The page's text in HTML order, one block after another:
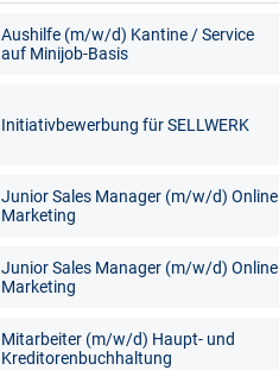
Aushilfe (m/w/d) Kantine / Service
auf Minijob-Basis
Initiativbewerbung für SELLWERK
Junior Sales Manager (m/w/d) Online
Marketing
Junior Sales Manager (m/w/d) Online
Marketing
Mitarbeiter (m/w/d) Haupt- und
Kreditorenbuchhaltung